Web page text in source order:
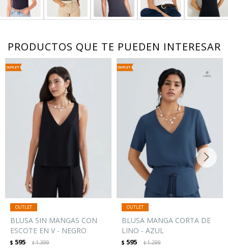
PRODUCTOS QUE TE PUEDEN INTERESAR
BLUSA SIN MANGAS CON
ESCOTE EN V - NEGRO
$ 595 $1.399
BLUSA MANGA CORTA DE
LINO - AZUL
$ 595 $1.299